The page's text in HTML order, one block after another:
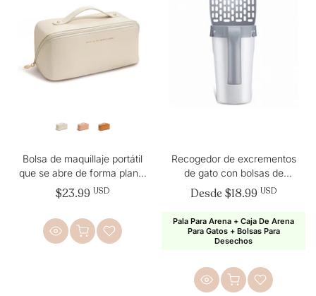
Bolsa de maquillaje portátil
que se abre de forma plana,
bolsa de cosméticos de
viaje de gran capacidad
$23.99 USD
Recogedor de excrementos
de gato con bolsas de
basura
Desde$18.99 USD
Pala Para Arena + Caja De Arena
Para Gatos + Bolsas Para
Desechos